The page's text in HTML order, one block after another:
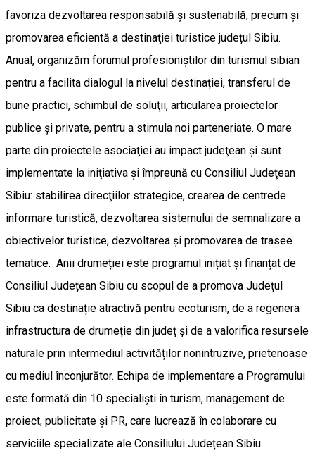
favoriza dezvoltarea responsabilă și sustenabilă, precum şi
promovarea eficientă a destinaţiei turistice județul Sibiu.
Anual, organizăm forumul profesioniştilor din turismul sibian
pentru a facilita dialogul la nivelul destinației, transferul de
bune practici, schimbul de soluţii, articularea proiectelor
publice şi private, pentru a stimula noi parteneriate. O mare
parte din proiectele asociaţiei au impact judeţean şi sunt
implementate la iniţiativa şi împreună cu Consiliul Judeţean
Sibiu: stabilirea direcţiilor strategice, crearea de centrede
informare turistică, dezvoltarea sistemului de semnalizare a
obiectivelor turistice, dezvoltarea şi promovarea de trasee
tematice. Anii drumeției este programul inițiat și finanțat de
Consiliul Județean Sibiu cu scopul de a promova Județul
Sibiu ca destinație atractivă pentru ecoturism, de a regenera
infrastructura de drumeție din județ și de a valorifica resursele
naturale prin intermediul activităților nonintruzive, prietenoase
cu mediul înconjurător. Echipa de implementare a Programului
este formată din 10 specialiști în turism, management de
proiect, publicitate și PR, care lucrează în colaborare cu
serviciile specializate ale Consiliului Județean Sibiu.